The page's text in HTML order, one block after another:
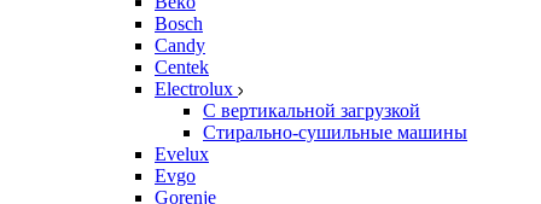
Bosch
Candy
Centek
Electrolux
С вертикальной загрузкой
Стирально-сушильные машины
Evelux
Evgo
Gorenje